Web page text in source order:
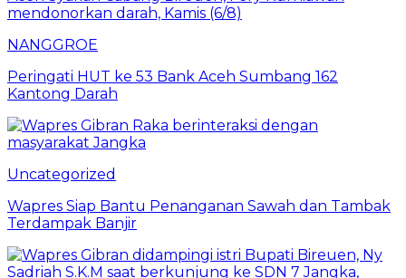
NANGGROE
Peringati HUT ke 53 Bank Aceh Sumbang 162
Kantong Darah
Uncategorized
Wapres Siap Bantu Penanganan Sawah dan Tambak
Terdampak Banjir